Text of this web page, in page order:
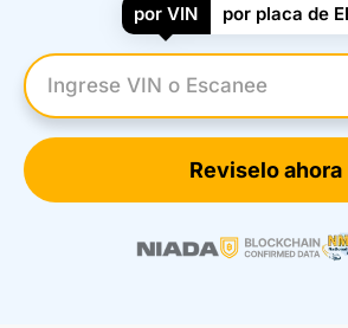
por VIN por placa de
Introduzca el VIN
Reviselo ahora